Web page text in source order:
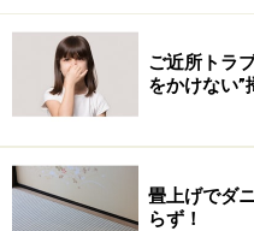
ご近所トラ
をかけない”
畳上げでダ
らず！